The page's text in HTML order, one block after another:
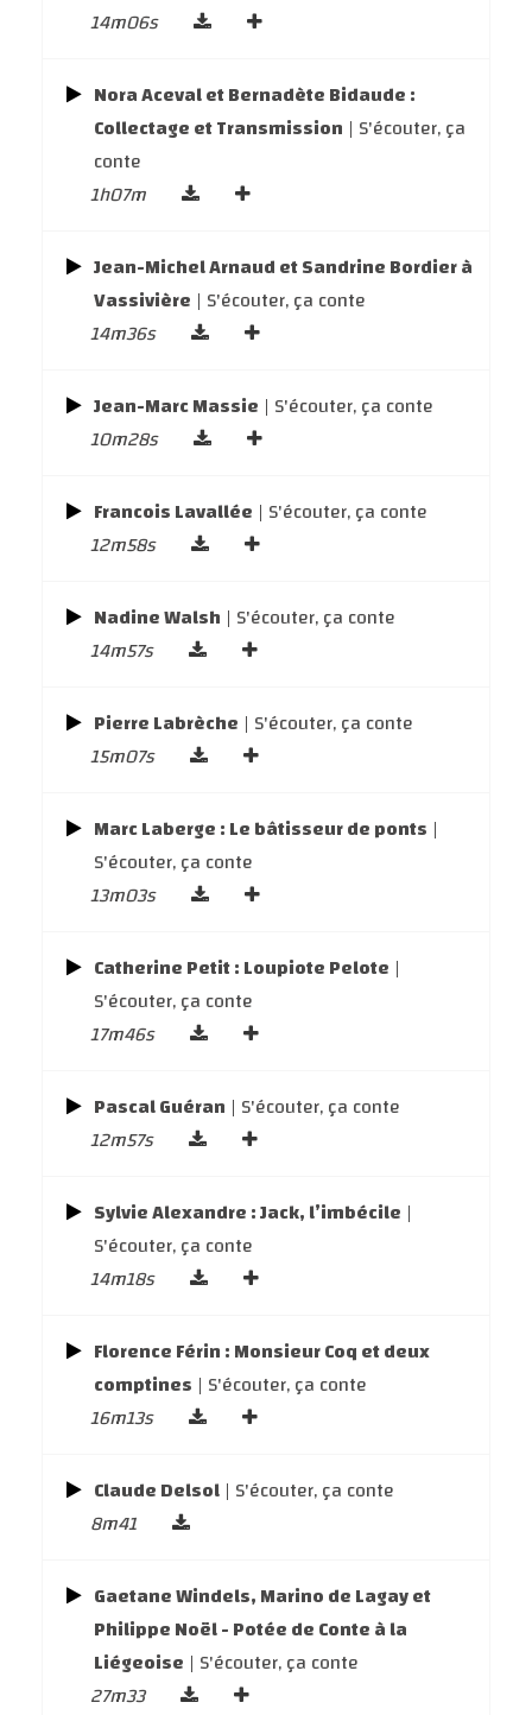
14m06s
Nora Aceval et Bernadète Bidaude :
Collectage et Transmission | S'écouter, ça
conte
1h07m
Jean-Michel Arnaud et Sandrine Bordier à
Vassivière | S'écouter, ça conte
14m36s
Jean-Marc Massie | S'écouter, ça conte
10m28s
Francois Lavallée | S'écouter, ça conte
12m58s
Nadine Walsh | S'écouter, ça conte
14m57s
Pierre Labrèche | S'écouter, ça conte
15m07s
Marc Laberge : Le bâtisseur de ponts |
S'écouter, ça conte
13m03s
Catherine Petit : Loupiote Pelote |
S'écouter, ça conte
17m46s
Pascal Guéran | S'écouter, ça conte
12m57s
Sylvie Alexandre : Jack, l’imbécile |
S'écouter, ça conte
14m18s
Florence Férin : Monsieur Coq et deux
comptines | S'écouter, ça conte
16m13s
Claude Delsol | S'écouter, ça conte
8m41
Gaetane Windels, Marino de Lagay et
Philippe Noël - Potée de Conte à la
Liégeoise | S'écouter, ça conte
27m33